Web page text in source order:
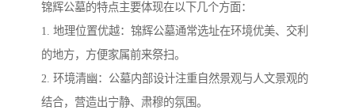
锦辉公墓的特点主要体现在以下几个方面：
1. 地理位置优越：锦辉公墓通常选址在环境优美、交利
的地方，方便家属前来祭扫。
2. 环境清幽：公墓内部设计注重自然景观与人文景观的
结合，营造出宁静、肃穆的氛围。